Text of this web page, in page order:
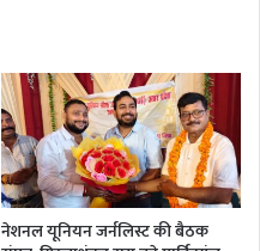
नेशनल यूनियन जर्नलिस्ट की बैठक